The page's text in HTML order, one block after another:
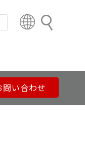
検
t
y
問い合わせ